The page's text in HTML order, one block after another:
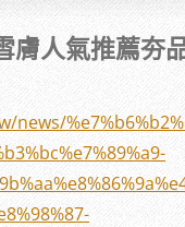
膚人氣推薦夯